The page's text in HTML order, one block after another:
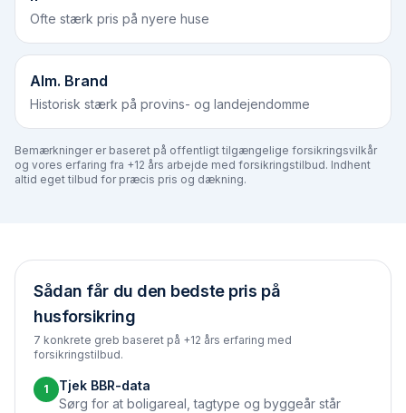
Ofte stærk pris på nyere huse
Alm. Brand
Historisk stærk på provins- og landejendomme
Bemærkninger er baseret på offentligt tilgængelige forsikringsvilkår
og vores erfaring fra +12 års arbejde med forsikringstilbud. Indhent
altid eget tilbud for præcis pris og dækning.
Sådan får du den bedste pris på
husforsikring
7 konkrete greb baseret på +12 års erfaring med
forsikringstilbud.
1
Tjek BBR-data
Sørg for at boligareal, tagtype og byggeår står